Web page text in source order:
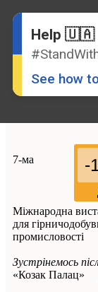
Russian
-
7-ма
Міжнародна
для
промисловості
Зустрінемось
«Козак Палац»
Help 🇺🇦
See how
Donate
Support
Share this
Ми
активності
сайтом.